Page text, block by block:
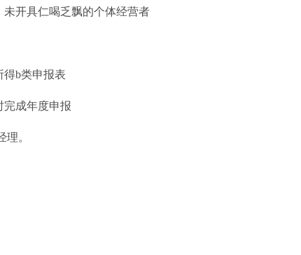
开具仁喝乏飘的个体经营者
得b类申报表
完成年度申报
理。